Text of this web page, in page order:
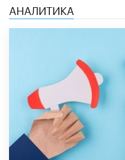
АНАЛИТИКА